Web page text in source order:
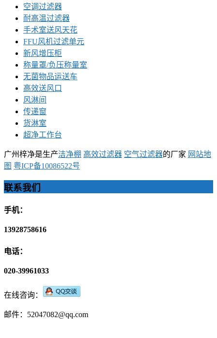
空调过滤器
耐高温过滤器
手术室送风天花
FFU风机过滤单元
新风增压柜
称量罩/负压称量室
无菌物品运送车
高效送风口
风淋间
传递窗
货淋室
超净工作台
广州梓净是生产洁净棚 高效过滤器 空气过滤器的厂家 网站地
图 粤ICP备10086522号
联系我们
手机：
13928758616
电话：
020-39961033
在线咨询：
邮件：52047082@qq.com